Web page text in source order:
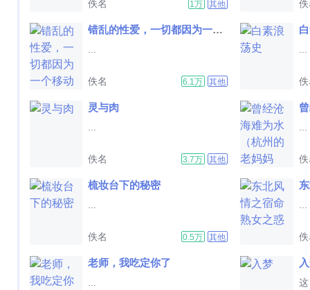
佚名 1万 其他
错乱的性爱，一切都因为一个移动硬盘
佚名 6.1万 其他
灵与肉
佚名 3.7万 其他
梳妆台下的秘密
佚名 0.5万 其他
老师，我吃定你了